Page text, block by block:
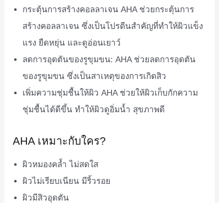
กระตุ้นการสร้างคอลลาเจน AHA ช่วยกระตุ้นการ
สร้างคอลลาเจน ซึ่งเป็นโปรตีนสำคัญที่ทำให้ผิวแข็ง
แรง ยืดหยุ่น และดูอ่อนเยาว์
ลดการอุดตันของรูขุมขน: AHA ช่วยลดการอุดตัน
ของรูขุมขน ซึ่งเป็นสาเหตุของการเกิดสิว
เพิ่มความชุ่มชื้นให้ผิว AHA ช่วยให้ผิวเก็บกักความ
ชุ่มชื้นได้ดีขึ้น ทำให้ผิวดูอิ่มน้ำ สุขภาพดี
AHA เหมาะกับใคร?
ผิวหมองคล้ำ ไม่สดใส
ผิวไม่เรียบเนียน มีริ้วรอย
ผิวมีสิวอุดตัน